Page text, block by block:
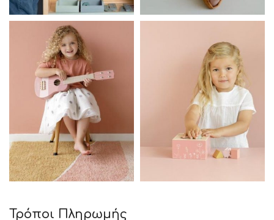
Τρόποι Πληρωμής